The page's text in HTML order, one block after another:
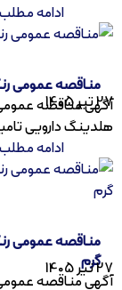
ادامه مطلب
27 تیر 1405
مناقصه عمومی رنگ
آگهی مناقصه
هلدینگ دارویی
ادامه مطلب
27 تیر 1405گرم
آگهی مناقصه